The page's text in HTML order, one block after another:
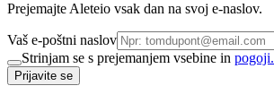
Prejemajte Aleteio vsak dan na svoj e-naslov.
Vaš e-poštni naslov
Strinjam se s prejemanjem vsebine in pogoji.
Prijavite se